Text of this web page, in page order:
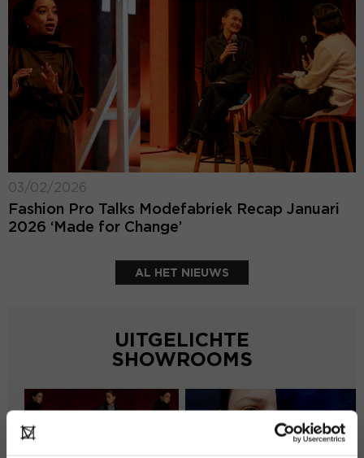
03/02/2026
Fashion Pro Talks Modefabriek Recap Januari
2026 ‘Made for Change’
AL HET NIEUWS
UITGELICHTE
SHOWROOMS